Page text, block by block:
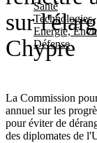
Santé
Technologies
Energie,
Défense
sur
Chypre
La Commission
annuel sur les
pour éviter de
des diplomates de